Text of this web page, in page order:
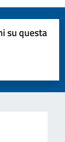
su questa